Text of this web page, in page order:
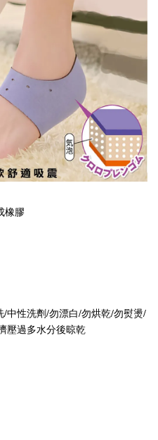
橡膠
中性洗劑/勿漂白/勿烘乾/勿熨燙/
壓過多水分後晾乾